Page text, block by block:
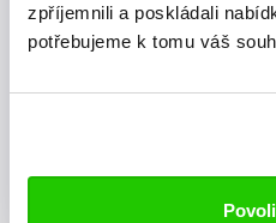
zpříjemnili a poskládali
potřebujeme k tomu váš